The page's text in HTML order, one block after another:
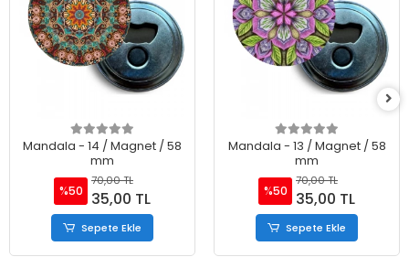
Mandala - 14 / Magnet / 58
mm
%50
70,00 TL
35,00 TL
Sepete Ekle
Mandala - 13 / Magnet / 58
mm
%50
70,00 TL
35,00 TL
Sepete Ekle